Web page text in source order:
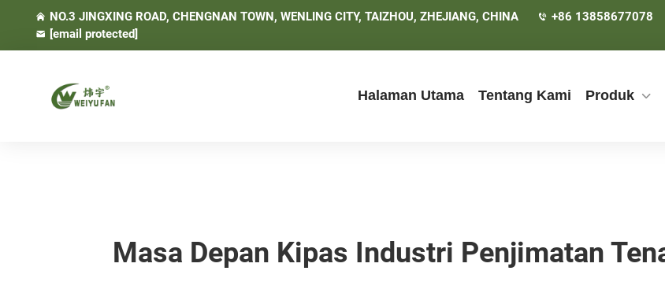
NO.3 JINGXING ROAD, CHENGNAN TOWN, WENLING CITY, TAIZHOU, ZHEJIANG, CHINA
+86 13858677078
[email protected]
Halaman Utama Tentang Kami Produk
Masa Depan Kipas Industri Penjimatan